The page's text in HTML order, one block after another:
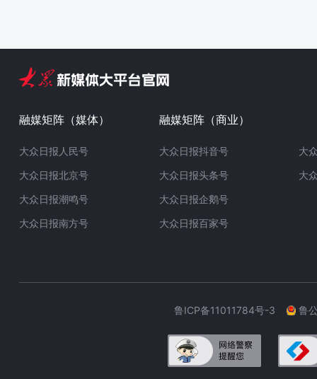
融媒矩阵（媒体）
大众日报人民号
大众日报北京号
大众日报潮鸣号
大众日报南方号
融媒矩阵（商业）
大众日报抖音号
大众日报头条号
大众日报企鹅号
大众日报百家号
大
大
鲁ICP备11011784号-3 鲁